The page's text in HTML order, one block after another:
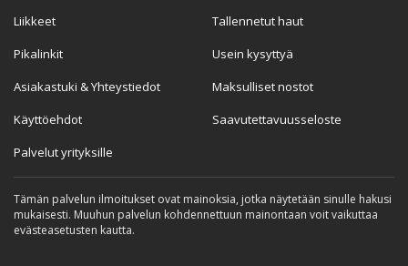
Liikkeet
Pikalinkit
Asiakastuki & Yhteystiedot
Käyttöehdot
Palvelut yrityksille
Tallennetut haut
Usein kysyttyä
Maksulliset nostot
Saavutettavuusseloste
Tämän palvelun ilmoitukset ovat mainoksia, jotka näytetään sinulle hakusi
mukaisesti. Muuhun palvelun kohdennettuun mainontaan voit vaikuttaa
evästeasetusten kautta.